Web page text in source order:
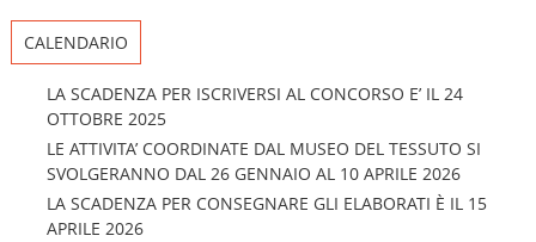
CALENDARIO
LA SCADENZA PER ISCRIVERSI AL CONCORSO E’ IL 24
OTTOBRE 2025
LE ATTIVITA’ COORDINATE DAL MUSEO DEL TESSUTO SI
SVOLGERANNO DAL 26 GENNAIO AL 10 APRILE 2026
LA SCADENZA PER CONSEGNARE GLI ELABORATI È IL 15
APRILE 2026